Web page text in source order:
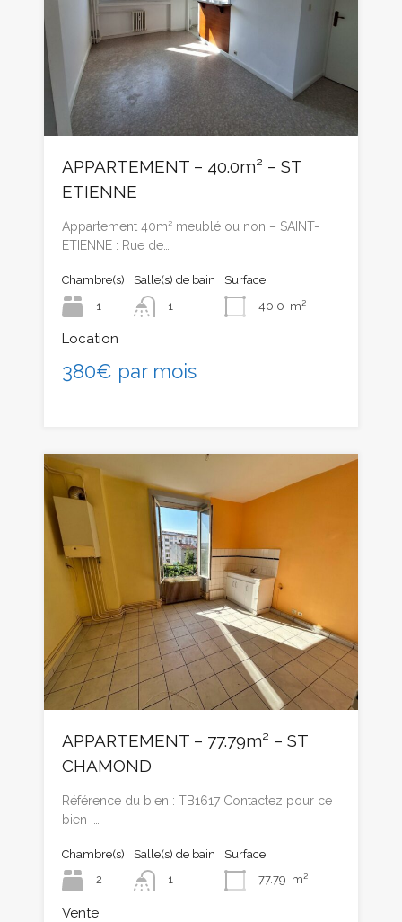
APPARTEMENT – 40.0m² – ST
ETIENNE
Appartement 40m² meublé ou non – SAINT-
ETIENNE : Rue de…
Chambre(s)
1
Salle(s) de bain
1
Surface
40.0 m²
Location
380€ par mois
APPARTEMENT – 77.79m² – ST
CHAMOND
Référence du bien : TB1617 Contactez pour ce
bien :…
Chambre(s)
2
Salle(s) de bain
1
Surface
77.79 m²
Vente